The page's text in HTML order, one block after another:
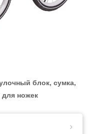
блок, сумка,
для ножек